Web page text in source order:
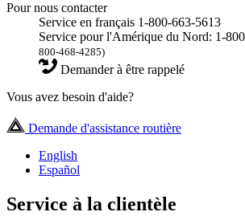
Pour nous contacter
Service en français 1-800-663-5613
Service pour l'Amérique du Nord: 1-
800-468-4285)
Demander à être rappelé
Vous avez besoin d'aide?
Demande d'assistance routière
English
Español
Service à la clientèle